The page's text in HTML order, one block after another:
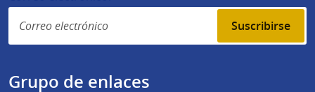
Suscribirse
Grupo de enlaces